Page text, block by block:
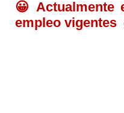
😀 Actualmente
empleo vigentes